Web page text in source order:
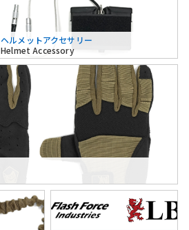
ヘルメットアクセサリー
Helmet Accessory